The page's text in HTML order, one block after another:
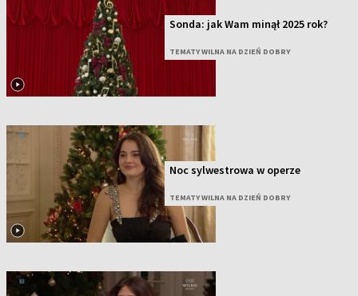
Sonda: jak Wam minął 2025 rok?
TEMATY WILNA NA DZIEŃ DOBRY
Noc sylwestrowa w operze
TEMATY WILNA NA DZIEŃ DOBRY